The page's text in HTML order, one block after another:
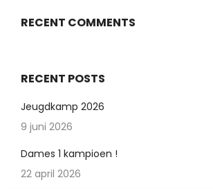
RECENT COMMENTS
RECENT POSTS
Jeugdkamp 2026
9 juni 2026
Dames 1 kampioen !
22 april 2026